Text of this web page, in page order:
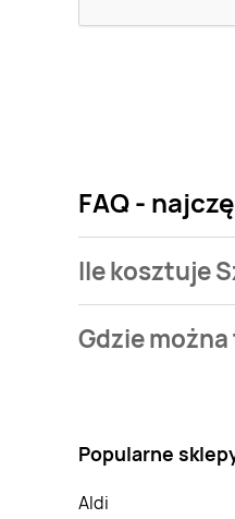
FAQ -
Ile kosztuje
siekany bez
Gdzie
Popularne
Aldi